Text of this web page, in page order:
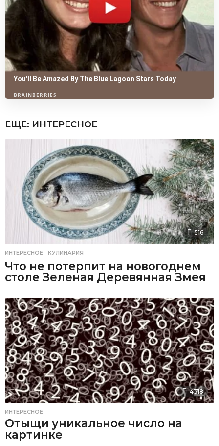
ЕЩЕ: ИНТЕРЕСНОЕ
516
ИНТЕРЕСНОЕ ,КУЛИНАРИЯ
Что не потерпит на новогоднем
столе Зеленая Деревянная Змея
4318
ИНТЕРЕСНОЕ
Отыщи уникальное число на
картинке